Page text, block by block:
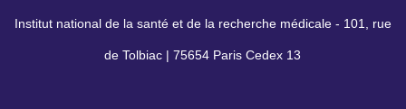
conforme)
Institut national de la santé et de la recherche médicale - 101, rue
de Tolbiac | 75654 Paris Cedex 13